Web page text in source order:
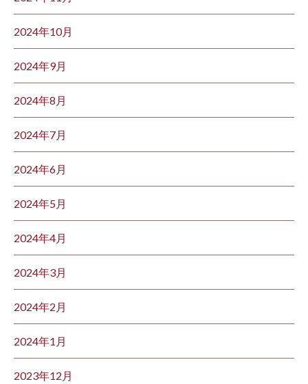
2024年10月
2024年9月
2024年8月
2024年7月
2024年6月
2024年5月
2024年4月
2024年3月
2024年2月
2024年1月
2023年12月